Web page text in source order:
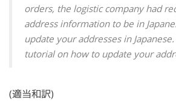
orders, the logistic company had
address information to be in
update your addresses in
tutorial on how to update your
(適当和訳)